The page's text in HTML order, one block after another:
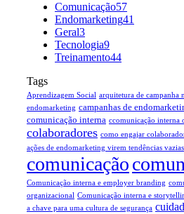
Comunicação57
Endomarketing41
Geral3
Tecnologia9
Treinamento44
Tags
Aprendizagem Social arquitetura de campanha
endomarketing campanhas de
comunicação interna ccomunicação interna
colaboradores como engajar
ações de endomarketing virem tendências vazias
comunicação
Comunicação interna e employer branding
organizacional Comunicação interna e
a chave para uma cultura de segurança